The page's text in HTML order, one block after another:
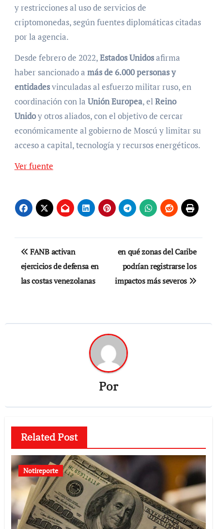
y restricciones al uso de servicios de
criptomonedas, según fuentes diplomáticas citadas
por la agencia.
Desde febrero de 2022,Estados Unidosafirma
haber sancionado a más de 6.000 personas y
entidadesvinculadas al esfuerzo militar ruso, en
coordinación con la Unión Europea, elReino
Unidoy otros aliados, con el objetivo de cercar
económicamente al gobierno de Moscú y limitar su
acceso a capital, tecnología y recursos energéticos.
Ver fuente
Navegación
de
entradas
FANB activan
ejercicios de defensa en
las costas venezolanas
en qué zonas del Caribe
podrían registrarse los
impactos más severos
Por
Related Post
Notireporte